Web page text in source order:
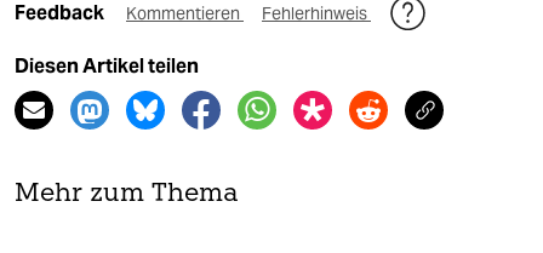
Feedback Kommentieren Fehlerhinweis
Diesen Artikel teilen
Mehr zum Thema